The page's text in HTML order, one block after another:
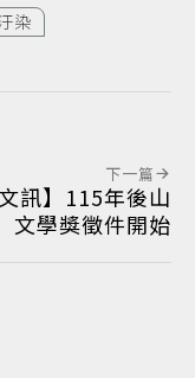
染
下一篇
文訊】115年後山
文學獎徵件開始